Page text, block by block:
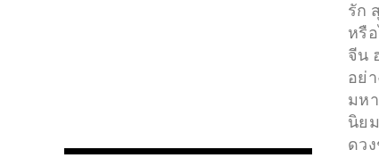
รัก
หรื
จีน
อย่
มห
นิย
ดว